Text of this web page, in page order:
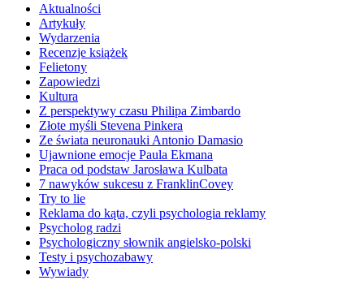
Aktualności
Artykuły
Wydarzenia
Recenzje książek
Felietony
Zapowiedzi
Kultura
Z perspektywy czasu Philipa Zimbardo
Złote myśli Stevena Pinkera
Ze świata neuronauki Antonio Damasio
Ujawnione emocje Paula Ekmana
Praca od podstaw Jarosława Kulbata
7 nawyków sukcesu z FranklinCovey
Try to lie
Reklama do kąta, czyli psychologia reklamy
Psycholog radzi
Psychologiczny słownik angielsko-polski
Testy i psychozabawy
Wywiady